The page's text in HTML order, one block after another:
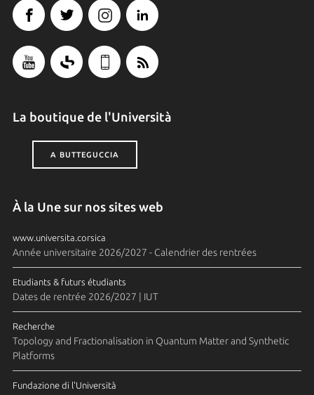
La boutique de l'Università
A BUTTEGUCCIA
À la Une sur nos sites web
www.universita.corsica
Année universitaire 2026/2027 - Calendrier des rentrées
Etudiants & futurs étudiants
Dates de rentrée 2026/2027 | IUT
Recherche
Topology and Fractionalisation in Quantum Matter and Synthetic
Platforms
Fundazione di l'Università